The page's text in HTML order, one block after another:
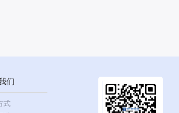
们
式